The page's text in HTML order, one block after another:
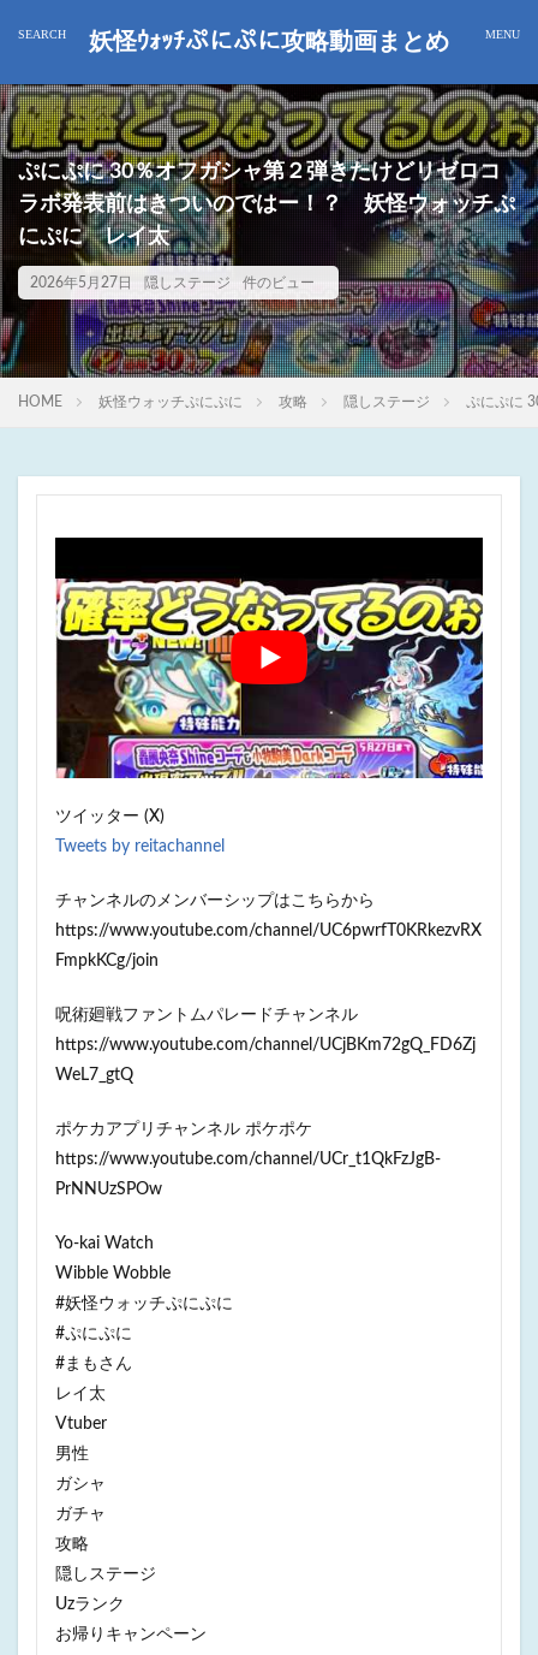
妖怪ｳｫｯﾁぷにぷに攻略動画まとめ
ぷにぷに 30％オフガシャ第２弾きたけどリゼロコ
ラボ発表前はきついのではー！？ 妖怪ウォッチぷ
にぷに レイ太
2026年5月27日 隠しステージ 件のビュー
HOME 妖怪ウォッチぷにぷに 攻略 隠しステージ ぷにぷに
ツイッター (X)
Tweets by reitachannel
チャンネルのメンバーシップはこちらから
https://www.youtube.com/channel/UC6pwrfT0KRkezvRX
FmpkKCg/join
呪術廻戦ファントムパレードチャンネル
https://www.youtube.com/channel/UCjBKm72gQ_FD6Zj
WeL7_gtQ
ポケカアプリチャンネル ポケポケ
https://www.youtube.com/channel/UCr_t1QkFzJgB-
PrNNUzSPOw
Yo-kai Watch
Wibble Wobble
#妖怪ウォッチぷにぷに
#ぷにぷに
#まもさん
レイ太
Vtuber
男性
ガシャ
ガチャ
攻略
隠しステージ
Uzランク
お帰りキャンペーン